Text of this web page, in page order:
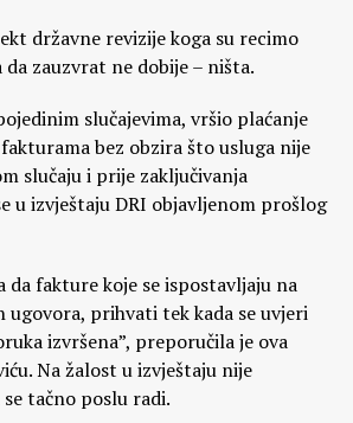
državne revizije koga su recimo
zauzvrat ne dobije – ništa.
slučajevima, vršio plaćanje
bez obzira što usluga nije
slučaju i prije zaključivanja
u izvještaju DRI objavljenom prošlog
da fakture koje se ispostavljaju na
ugovora, prihvati tek kada se uvjeri
izvršena”, preporučila je ova
Na žalost u izvještaju nije
tačno poslu radi.